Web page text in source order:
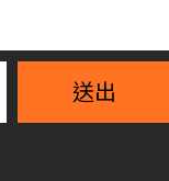
送出